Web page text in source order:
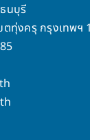
นบุรี
ตทุ่งครุ กรุงเทพฯ